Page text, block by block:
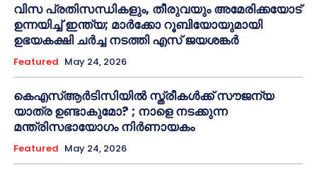
വിസ പ്രതിസന്ധികളും, തീരുവയും അമേരിക്കയോട്
ഉന്നയിച്ച് ഇന്ത്യ; മാർക്കോ റൂബിയോയുമായി
ഉഭയകക്ഷി ചർച്ച നടത്തി എസ് ജയശങ്കർ
Featured May 24, 2026
കെഎസ്ആർടിസിയിൽ സ്ത്രീകൾക്ക് സൗജന്യ
യാത്ര ഉണ്ടാകുമോ? ; നാളെ നടക്കുന്ന
മന്ത്രിസഭായോഗം നിർണായകം
Featured May 24, 2026